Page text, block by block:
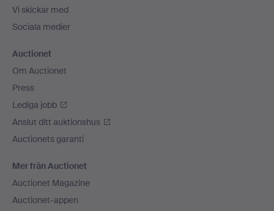
Vi skickar med
Sociala medier
Auctionet
Om Auctionet
Press
Lediga jobb
Anslut ditt auktionshus
Auctionets garanti
Mer från Auctionet
Auctionet Magazine
Auctionet-appen